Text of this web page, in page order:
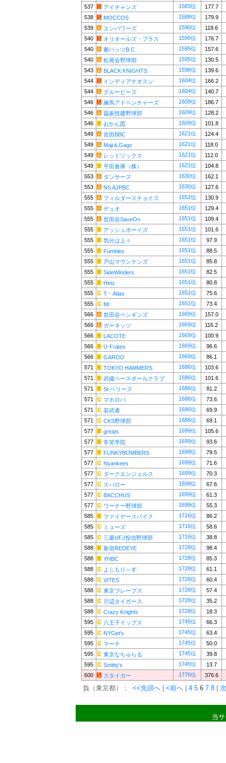
537
アイチャンズ 1583位
177.7
538
MOCCOS 1588位
179.9
539
エンパワーズ 1590位
118.6
540
オリオールズ・プラス 1595位
176.7
540
爺バッツB.C 1595位
157.6
540
松尾会野球部 1595位
130.5
543
BLACK KNIGHTS 1598位
139.6
544
インディアナオスン 1604位
166.2
544
グルービーズ 1604位
140.7
546
練馬アドベンチャーズ 1609位
186.7
546
協振技建野球部 1609位
128.2
546
おかん図 1609位
101.8
549
吉田BBC 1621位
124.4
549
Maji＆Gags 1621位
118.0
549
レッドソックス 1621位
112.0
549
平田倉庫（株） 1621位
104.8
553
ダンサーズ 1630位
162.1
553
NS AJPBC 1630位
127.6
555
フィルダースチョイス 1651位
130.9
555
デュオ 1651位
129.4
555
世田谷SaveOn 1651位
109.4
555
アッシュボーイズ 1651位
101.6
555
気分は上々 1651位
97.9
555
Fumbles 1651位
88.5
555
戸山マウンテンズ 1651位
85.8
555
SideWinders 1651位
82.5
555
Hetz 1651位
80.8
555
T・Atlas 1651位
75.6
555
Mr. 1651位
73.4
566
世田谷ペンギンズ 1669位
157.0
566
ガーネッツ 1669位
116.2
566
LACOTE 1669位
100.9
566
U-Frates 1669位
96.6
566
GAROO 1669位
86.1
571
TOKYO HAMMERS 1686位
103.6
571
武蔵ベースボールクラブ 1686位
101.6
571
St.ベリーズ 1686位
81.2
571
マホロバ 1686位
73.6
571
若武者 1686位
69.9
571
CKS野球部 1686位
69.1
577
greats 1699位
105.6
577
常笑学院 1699位
93.6
577
FUNKYBOMBERS 1699位
79.5
577
Nyankees 1699位
71.6
577
ダークエンジェルス 1699位
70.3
577
スパロー 1699位
67.6
577
BACCHUS 1699位
61.3
577
ワーナー野球部 1699位
55.3
585
ファイヤースパイク 1716位
86.2
585
ミューズ 1716位
58.6
585
三菱UFJ投信野球部 1716位
38.8
588
新宿REDEYE 1728位
98.4
588
YHBC 1728位
85.3
588
よしもり～ず 1728位
61.1
588
VITES 1728位
60.4
588
東京ブレーブス 1728位
57.4
588
川辺タイガース 1728位
35.2
588
Crazy Knights 1728位
18.3
595
八王子イップス 1745位
66.3
595
NYGet's 1745位
63.4
595
マーチ 1745位
50.0
595
東京なちゅらる 1745位
39.8
595
Smitty's 1745位
13.7
600
スタイガー 1776位 376.6
負（東京都）： <<先頭へ <前へ 4 5 6 7 8
当